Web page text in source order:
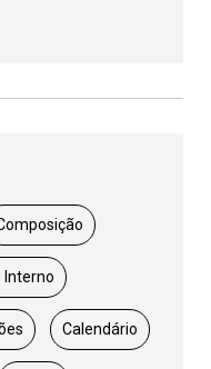
Interno
Calendário